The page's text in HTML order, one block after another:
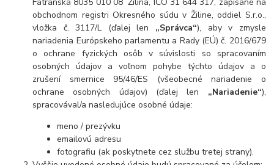
Fatranská 8035 010 08 Žilina, IČO 31 644 317, zapísané na
obchodnom registri Okresného súdu v Žiline, oddiel S.r.o.,
vložka č. 3117/L (ďalej len „Správca“), aby v zmysle
nariadenia Európskeho parlamentu a Rady (EÚ) č. 2016/679
o ochrane fyzických osôb v súvislosti so spracovaním
osobných údajov a voľnom pohybe týchto údajov a o
zrušení smernice 95/46/ES (všeobecné nariadenie o
ochrane osobných údajov) (ďalej len „Nariadenie“),
spracovával/a nasledujúce osobné údaje:
meno / prezývku
emailovú adresu
fotografiu (ak poskytnete cez službu tretej strany).